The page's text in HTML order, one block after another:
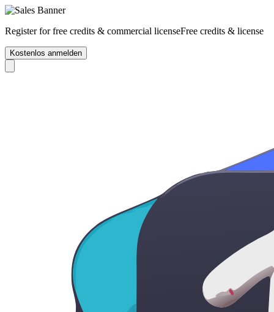
Register for free credits & commercial licenseFree credits & license
Kostenlos anmelden